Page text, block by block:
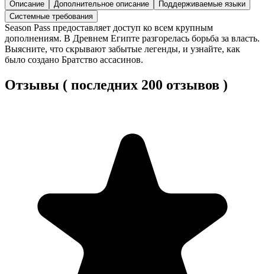
Описание
Дополнительное описание
Поддерживаемые языки
Системные требования
Season Pass предоставляет доступ ко всем крупным
дополнениям. В Древнем Египте разгорелась борьба за власть.
Выясните, что скрывают забытые легенды, и узнайте, как
было создано Братство ассасинов.
Отзывы ( последних 200 отзывов )